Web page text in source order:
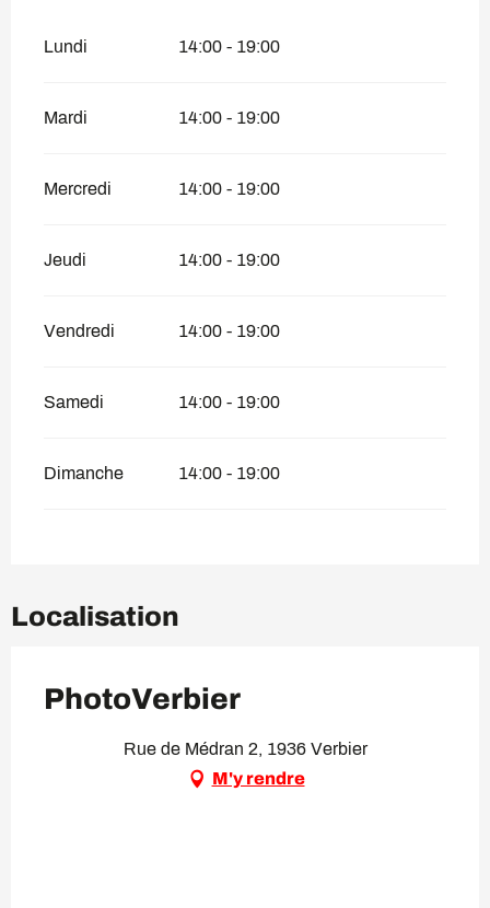
Lundi 14:00 - 19:00
Mardi 14:00 - 19:00
Mercredi 14:00 - 19:00
Jeudi 14:00 - 19:00
Vendredi 14:00 - 19:00
Samedi 14:00 - 19:00
Dimanche 14:00 - 19:00
Localisation
PhotoVerbier
Rue de Médran 2, 1936 Verbier
M'y rendre